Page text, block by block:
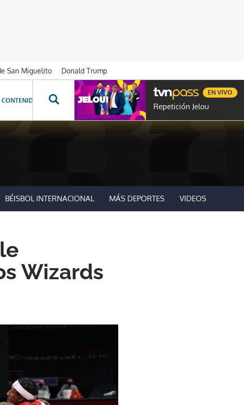
San Miguelito
Donald Trump
CONTENIDOS ESPECIALES NOVELAS PROGRAMAS GENTE TVN
Repetición Jelou
EN VIVO
BÉISBOL INTERNACIONAL MÁS DEPORTES VIDEOS
Wizards